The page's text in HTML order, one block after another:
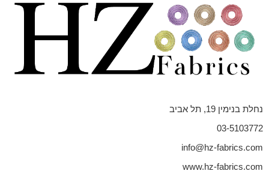
נחלת בנימין 19, תל אביב
03-5103772
info@hz-fabrics.com
www.hz-fabrics.com